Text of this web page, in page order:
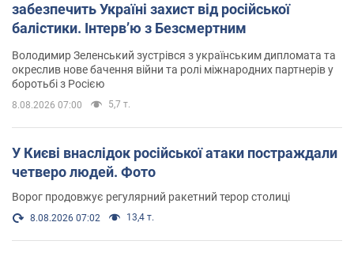
забезпечить Україні захист від російської
балістики. Інтерв’ю з Безсмертним
Володимир Зеленський зустрівся з українським дипломата та
окреслив нове бачення війни та ролі міжнародних партнерів у
боротьбі з Росією
8.08.2026 07:00 5,7 т.
У Києві внаслідок російської атаки постраждали
четверо людей. Фото
Ворог продовжує регулярний ракетний терор столиці
8.08.2026 07:02 13,4 т.